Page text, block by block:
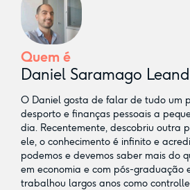
Quem é
Daniel Saramago
O Daniel gosta de falar de tudo um
desporto e finanças pessoais a
dia. Recentemente, descobriu outra
ele, o conhecimento é infinito e
podemos e devemos saber mais do
em economia e com pós-graduação
trabalhou largos anos como